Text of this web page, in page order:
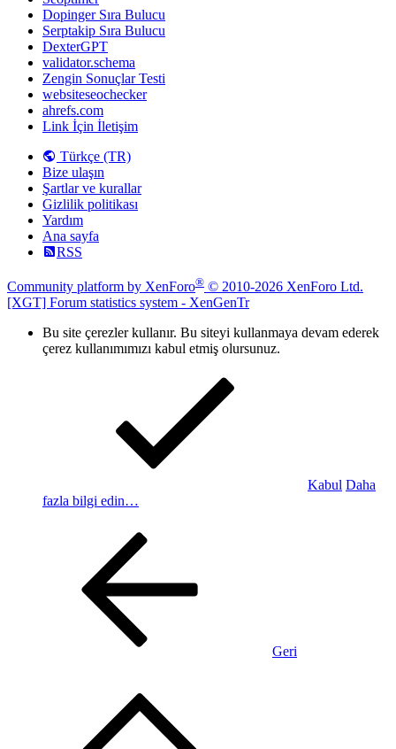
Dopinger Sıra Bulucu
Serptakip Sıra Bulucu
DexterGPT
validator.schema
Zengin Sonuçlar Testi
websiteseochecker
ahrefs.com
Link İçin İletişim
Türkçe (TR)
Bize ulaşın
Şartlar ve kurallar
Gizlilik politikası
Yardım
Ana sayfa
RSS
Community platform by XenForo® © 2010-2026 XenForo Ltd.
[XGT] Forum statistics system - XenGenTr
Bu site çerezler kullanır. Bu siteyi kullanmaya devam ederek
çerez kullanımımızı kabul etmiş olursunuz.
Kabul Daha
fazla bilgi edin…
Geri